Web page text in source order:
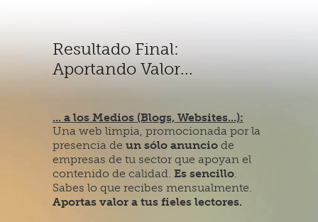
Resultado Final:
Aportando Valor...
... a los Medios (Blogs, Websites...):
Una web limpia, promocionada por la
presencia de un sólo anuncio de
empresas de tu sector que apoyan el
contenido de calidad. Es sencillo.
Sabes lo que recibes mensualmente.
Aportas valor a tus fieles lectores.